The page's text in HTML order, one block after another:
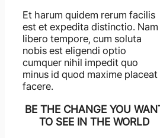
Et harum quidem rerum facilis
est et expedita distinctio. Nam
libero tempore, cum soluta
nobis est eligendi optio
cumquer nihil impedit quo
minus id quod maxime placeat
facere.
BE THE CHANGE YOU
TO SEE IN THE WORLD